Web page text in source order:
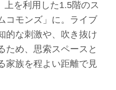
上を利用した1.5階のス
コモンズ」に。ライブ
的な刺激や、吹き抜け
ため、思索スペースと
家族を程よい距離で見